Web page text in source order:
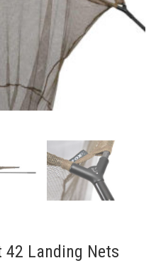
42 Landing Nets